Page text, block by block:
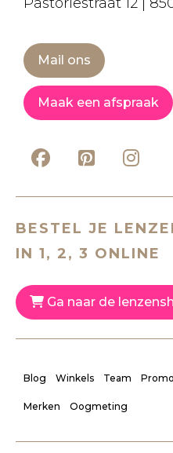
Mail ons
Maak een afspraak
BESTEL JE
IN 1, 2, 3 ONLINE
Ga naar de
Blog Winkels Team
Merken Oogmeting